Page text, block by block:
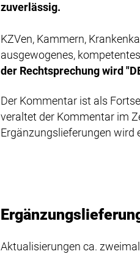
zuverlässig.
KZVen, Kammern,
ausgewogenes,
der Rechtsprechung wird
Der Kommentar ist als
veraltet der Kommentar im
Ergänzungslieferungen wird
Aktualisierungen ca.